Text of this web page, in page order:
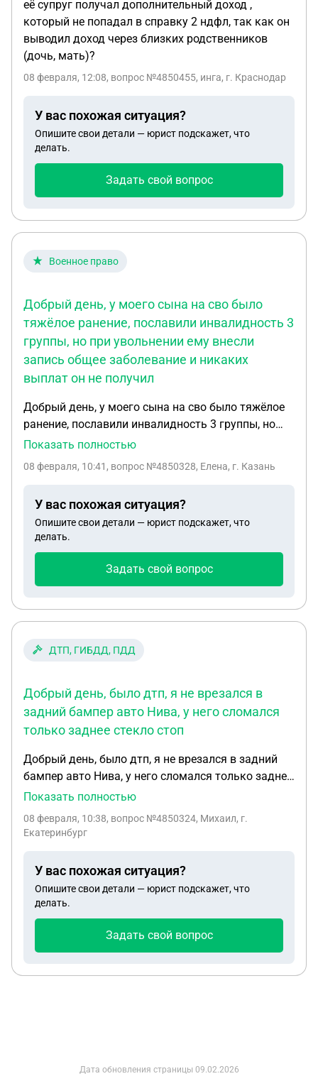
её супруг получал дополнительный доход ,
который не попадал в справку 2 ндфл, так как он
выводил доход через близких родственников
(дочь, мать)?
08 февраля, 12:08, вопрос №4850455, инга, г. Краснодар
У вас похожая ситуация?
Опишите свои детали — юрист подскажет, что
делать.
Задать свой вопрос
Военное право
Добрый день, у моего сына на сво было
тяжёлое ранение, пославили инвалидность 3
группы, но при увольнении ему внесли
запись общее заболевание и никаких
выплат он не получил
Добрый день, у моего сына на сво было тяжёлое
ранение, пославили инвалидность 3 группы, но
при увольнении ему внесли запись общее
Документы ещё не пришли в военкомат из части.
получить все положенные выплаты
Показать полностью
08 февраля, 10:41 , вопрос №4850328, Елена, г. Казань
У вас похожая ситуация?
Опишите свои детали — юрист подскажет, что
делать.
Задать свой вопрос
ДТП, ГИБДД, ПДД
Добрый день, было дтп, я не врезался в
задний бампер авто Нива, у него сломался
только заднее стекло стоп
Добрый день, было дтп, я не врезался в задний
бампер авто Нива, у него сломался только заднее
стекло стоп сигнала, я предложил ему 3000 без
и я сказал что он виновник, на три дня отложили
зло второму автовладельцу не еду в ГАИ, мне
позвонили из ГАИ и сказали что я обязан явиться
в противном случае они составят какой-то
протокол за несоблюдения гражданского права и
заберут у меня права, я им сказал что не знаю
права у меня, ответьте пожалуйста, спасибо
Показать полностью
08 февраля, 10:38, вопрос №4850324, Михаил, г.
Екатеринбург
У вас похожая ситуация?
Опишите свои детали — юрист подскажет, что
делать.
Задать свой вопрос
Дата обновления страницы 09.02.2026